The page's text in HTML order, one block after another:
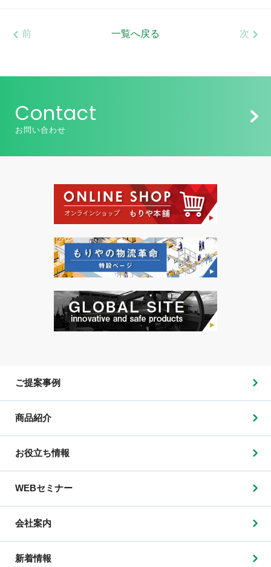
前 一覧へ戻る 次
Contact
お問い合わせ
ご提案事例
商品紹介
お役立ち情報
WEBセミナー
会社案内
新着情報